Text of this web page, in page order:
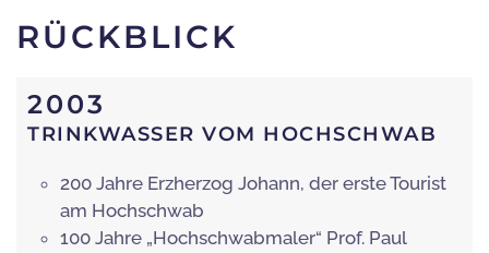
RÜCKBLICK
2003
TRINKWASSER VOM HOCHSCHWAB
200 Jahre Erzherzog Johann, der erste Tourist
am Hochschwab
100 Jahre „Hochschwabmaler“ Prof. Paul